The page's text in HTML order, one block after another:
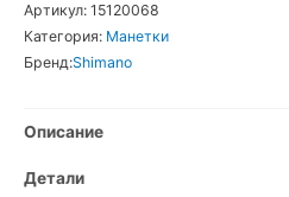
Deore
SL-
курковая
манетка
Артикул: 15120068
Категория: Манетки
Бренд:Shimano
Описание
Детали